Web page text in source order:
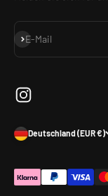
E-Mail
Abonnieren
Deutschland (EUR €)